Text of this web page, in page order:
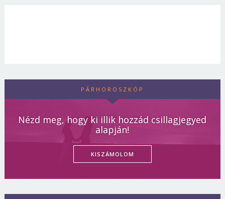
PÁRHOROSZKÓP
Nézd meg, hogy ki illik hozzád csillagjegyed
alapján!
KISZÁMOLOM